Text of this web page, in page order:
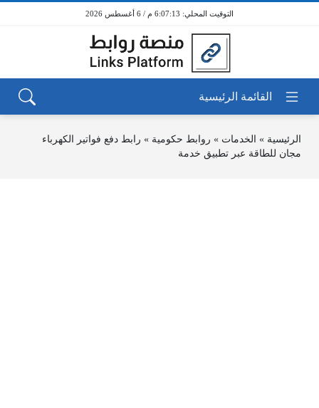
6:07:13 م / 6 أغسطس 2026
الرئيسية » الخدمات » روابط حكومية » رابط دفع فواتير الكهرباء
مجان للطاقة عبر تطبيق خدمة